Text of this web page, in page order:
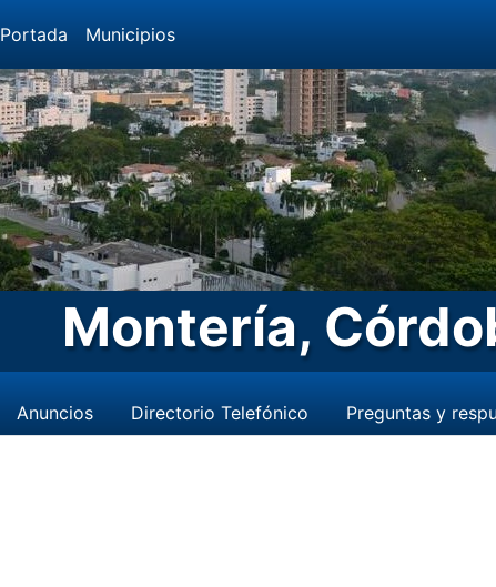
Portada Municipios
Montería,
Anuncios Directorio Telefónico Preguntas y